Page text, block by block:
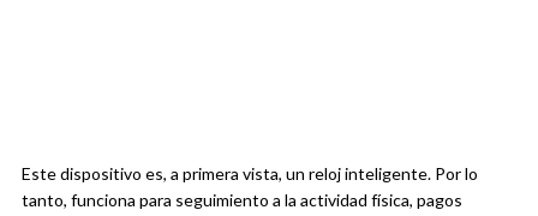
Este dispositivo es, a primera vista, un reloj inteligente. Por lo
tanto, funciona para seguimiento a la actividad física, pagos